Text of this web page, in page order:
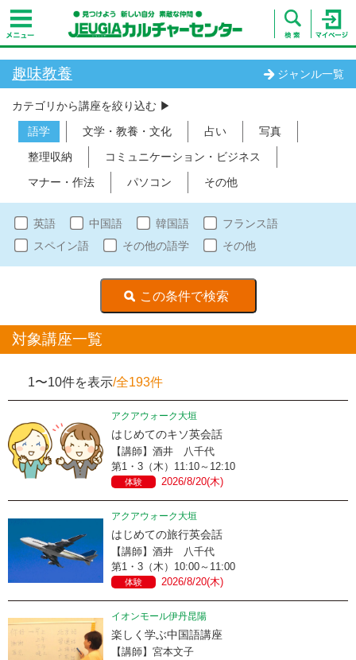
趣味教養 ジャンル一覧
カテゴリから講座を絞り込む ▶︎
語学
文学・教養・文化 占い
写真
整理収納
コミュニケーション・ビジネス
マナー・作法
パソコン その他
英語 中国語 韓国語
フランス語
スペイン語
その他の語学 その他
対象講座一覧
1〜10件を表示/全193件
アクアウォーク大垣
はじめてのキソ英会話
【講師】酒井 八千代
第1・3（木）11:10～12:10
体験 2026/8/20(木)
アクアウォーク大垣
はじめての旅行英会話
【講師】酒井 八千代
第1・3（木）10:00～11:00
体験 2026/8/20(木)
イオンモール伊丹昆陽
楽しく学ぶ中国語講座
【講師】宮本文子